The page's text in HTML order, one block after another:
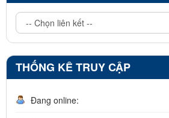
THỐNG KÊ TRUY CẬP
Đang online: